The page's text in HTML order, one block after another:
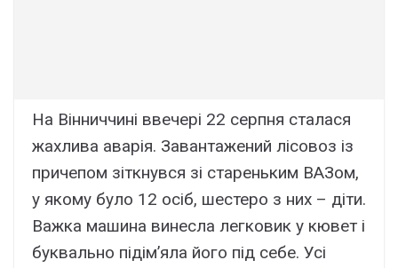
На Вінниччині ввечері 22 серпня сталася
жахлива аварія. Завантажений лісовоз із
причепом зіткнувся зі стареньким ВАЗом,
у якому було 12 осіб, шестеро з них – діти.
Важка машина винесла легковик у кювет і
буквально підім’яла його під себе. Усі